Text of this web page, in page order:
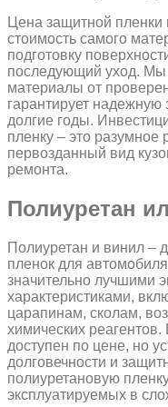
Цена защитной пленки
стоимость самого
подготовку
последующий уход. Мы
материалы от
гарантирует
долгие годы.
пленку – это
первозданный вид
ремонта.
Полиуретан
Полиуретан и винил –
пленок для
значительно лучшими
характеристиками,
царапинам, сколам,
химических
доступен по цене, но
долговечности и
полиуретановую
эксплуатируемых в